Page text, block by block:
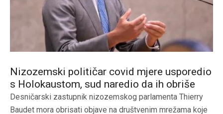
Nizozemski političar covid mjere usporedio
s Holokaustom, sud naredio da ih obriše
Desničarski zastupnik nizozemskog parlamenta Thierry
Baudet mora obrisati objave na društvenim mrežama koje